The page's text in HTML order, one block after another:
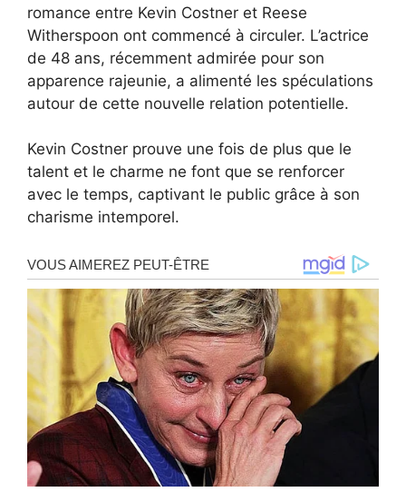
romance entre Kevin Costner et Reese
Witherspoon ont commencé à circuler. L’actrice
de 48 ans, récemment admirée pour son
apparence rajeunie, a alimenté les spéculations
autour de cette nouvelle relation potentielle.
Kevin Costner prouve une fois de plus que le
talent et le charme ne font que se renforcer
avec le temps, captivant le public grâce à son
charisme intemporel.